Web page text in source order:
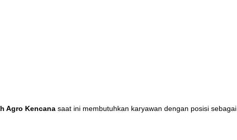
Agro Kencana saat ini membutuhkan karyawan dengan posisi sebagai